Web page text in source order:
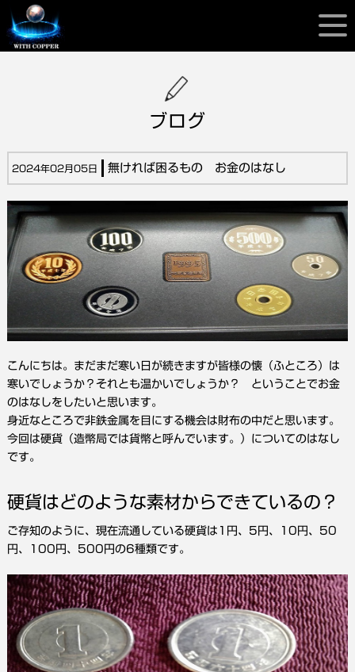
ブログ
2024年02月05日 無ければ困るもの お金のはなし
こんにちは。まだまだ寒い日が続きますが皆様の懐（ふところ）は
寒いでしょうか？それとも温かいでしょうか？ ということでお金
のはなしをしたいと思います。
身近なところで非鉄金属を目にする機会は財布の中だと思います。
今回は硬貨（造幣局では貨幣と呼んでいます。）についてのはなし
です。
硬貨はどのような素材からできているの？
ご存知のように、現在流通している硬貨は1円、5円、10円、50
円、100円、500円の6種類です。